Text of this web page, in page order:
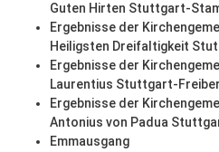
Guten Hirten Stuttgart-
Ergebnisse der
Heiligsten Dreifaltigkeit
Ergebnisse der
Laurentius Stuttgart-
Ergebnisse der
Antonius von Padua
Emmausgang